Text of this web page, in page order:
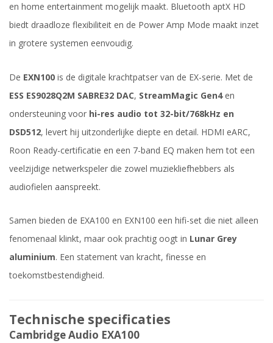
en home entertainment mogelijk maakt. Bluetooth aptX HD
biedt draadloze flexibiliteit en de Power Amp Mode maakt inzet
in grotere systemen eenvoudig.
De EXN100 is de digitale krachtpatser van de EX-serie. Met de
ESS ES9028Q2M SABRE32 DAC, StreamMagic Gen4en
ondersteuning voor hi-res audio tot 32-bit/768kHz en
DSD512, levert hij uitzonderlijke diepte en detail. HDMI eARC,
Roon Ready-certificatie en een 7-band EQ maken hem tot een
veelzijdige netwerkspeler die zowel muziekliefhebbers als
audiofielen aanspreekt.
Samen bieden de EXA100 en EXN100 een hifi-set die niet alleen
fenomenaal klinkt, maar ook prachtig oogt in Lunar Grey
aluminium. Een statement van kracht, finesse en
toekomstbestendigheid.
Technische specificaties
Cambridge Audio EXA100